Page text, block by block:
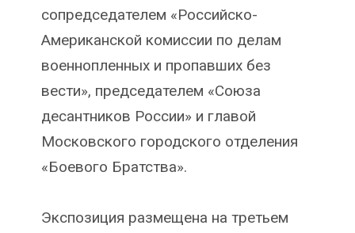
сопредседателем «Российско-
Американской комиссии по делам
военнопленных и пропавших без
вести», председателем «Союза
десантников России» и главой
Московского городского отделения
«Боевого Братства».
Экспозиция размещена на третьем